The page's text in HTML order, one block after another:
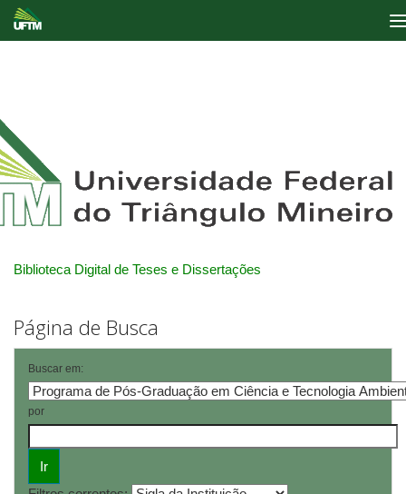
Biblioteca Digital de Teses e Dissertações
Página de Busca
Buscar em:
por